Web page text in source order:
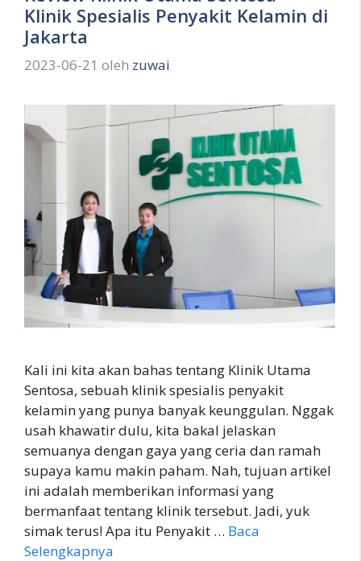
Klinik Spesialis Penyakit Kelamin di
Jakarta
2023-06-21 oleh zuwai
Kali ini kita akan bahas tentang Klinik Utama
Sentosa, sebuah klinik spesialis penyakit
kelamin yang punya banyak keunggulan. Nggak
usah khawatir dulu, kita bakal jelaskan
semuanya dengan gaya yang ceria dan ramah
supaya kamu makin paham. Nah, tujuan artikel
ini adalah memberikan informasi yang
bermanfaat tentang klinik tersebut. Jadi, yuk
simak terus! Apa itu Penyakit … Baca
Selengkapnya